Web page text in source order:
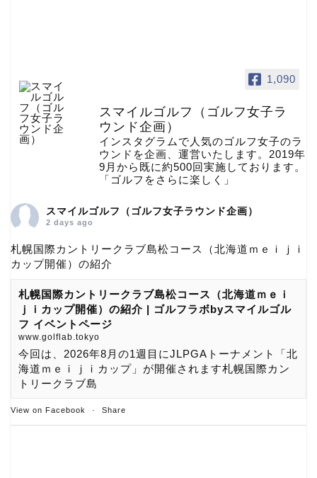
1,090
スマイルゴルフ（ゴルフ女子ラ
ウンド企画）
インスタグラムで人気のゴルフ女子のラ
ウンドを企画、運営いたします。2019年
9月から既に約500回実施しております。
「ゴルフをさらに楽しく」
スマイルゴルフ（ゴルフ女子ラウンド企画）
2 days ago
札幌国際カントリークラブ島松コース（北海道ｍｅｉｊｉ
カップ開催）の紹介
札幌国際カントリークラブ島松コース（北海道ｍｅｉ
ｊｉカップ開催）の紹介 | ゴルフラボbyスマイルゴル
フ イベントページ
www.golflab.tokyo
今回は、2026年8月の1週目にJLPGAトーナメント「北
海道ｍｅｉｊｉカップ」が開催されます札幌国際カン
トリークラブ島
View on Facebook · Share